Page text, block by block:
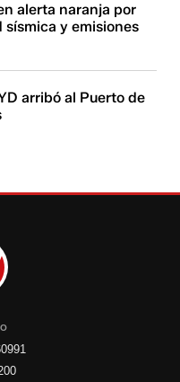
alerta naranja por
y emisiones
arribó al Puerto de